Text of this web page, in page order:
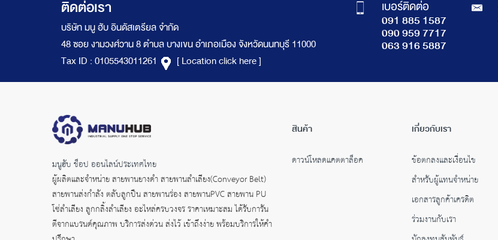
ติดต่อเรา
บริษัท มนู ฮับ อินดัสเตรียล จำกัด
48 ซอย งามวงศ์วาน 8 ตำบล บางเขน อำเภอเมือง จังหวัดนนทบุรี 11000
Tax ID : 0105543011261
[ Location click here ]
เบอร์ติดต่อ
091 885 1587
090 959 7717
063 916 5887
มนูฮับ ช็อป ออนไลน์ประเทศไทย
ผู้ผลิตและจำหน่ายสายพานยางดำสายพานลำเลียง(Conveyor Belt)
สายพานส่งกำลังตลับลูกปืน สายพานร่อง สายพานPVC สายพาน PU
โซ่ลำเลียง ลูกกลิ้งลำเลียง อะไหล่ครบวงจร ราคาเหมาะสม ได้รับการัน
ตีจากแบรนด์คุณภาพ บริการส่งด่วน ส่งไว้ เข้าถึงง่าย พร้อมบริการให้คำ
สินค้า
ดาวน์โหลดแคตตาล็อค
เกี่ยวกับเรา
ข้อตกลงและเงื่อนไข
สำหรับผู้แทนจำหน่าย
เอกสารลูกค้าเครดิต
ร่วมงานกับเรา